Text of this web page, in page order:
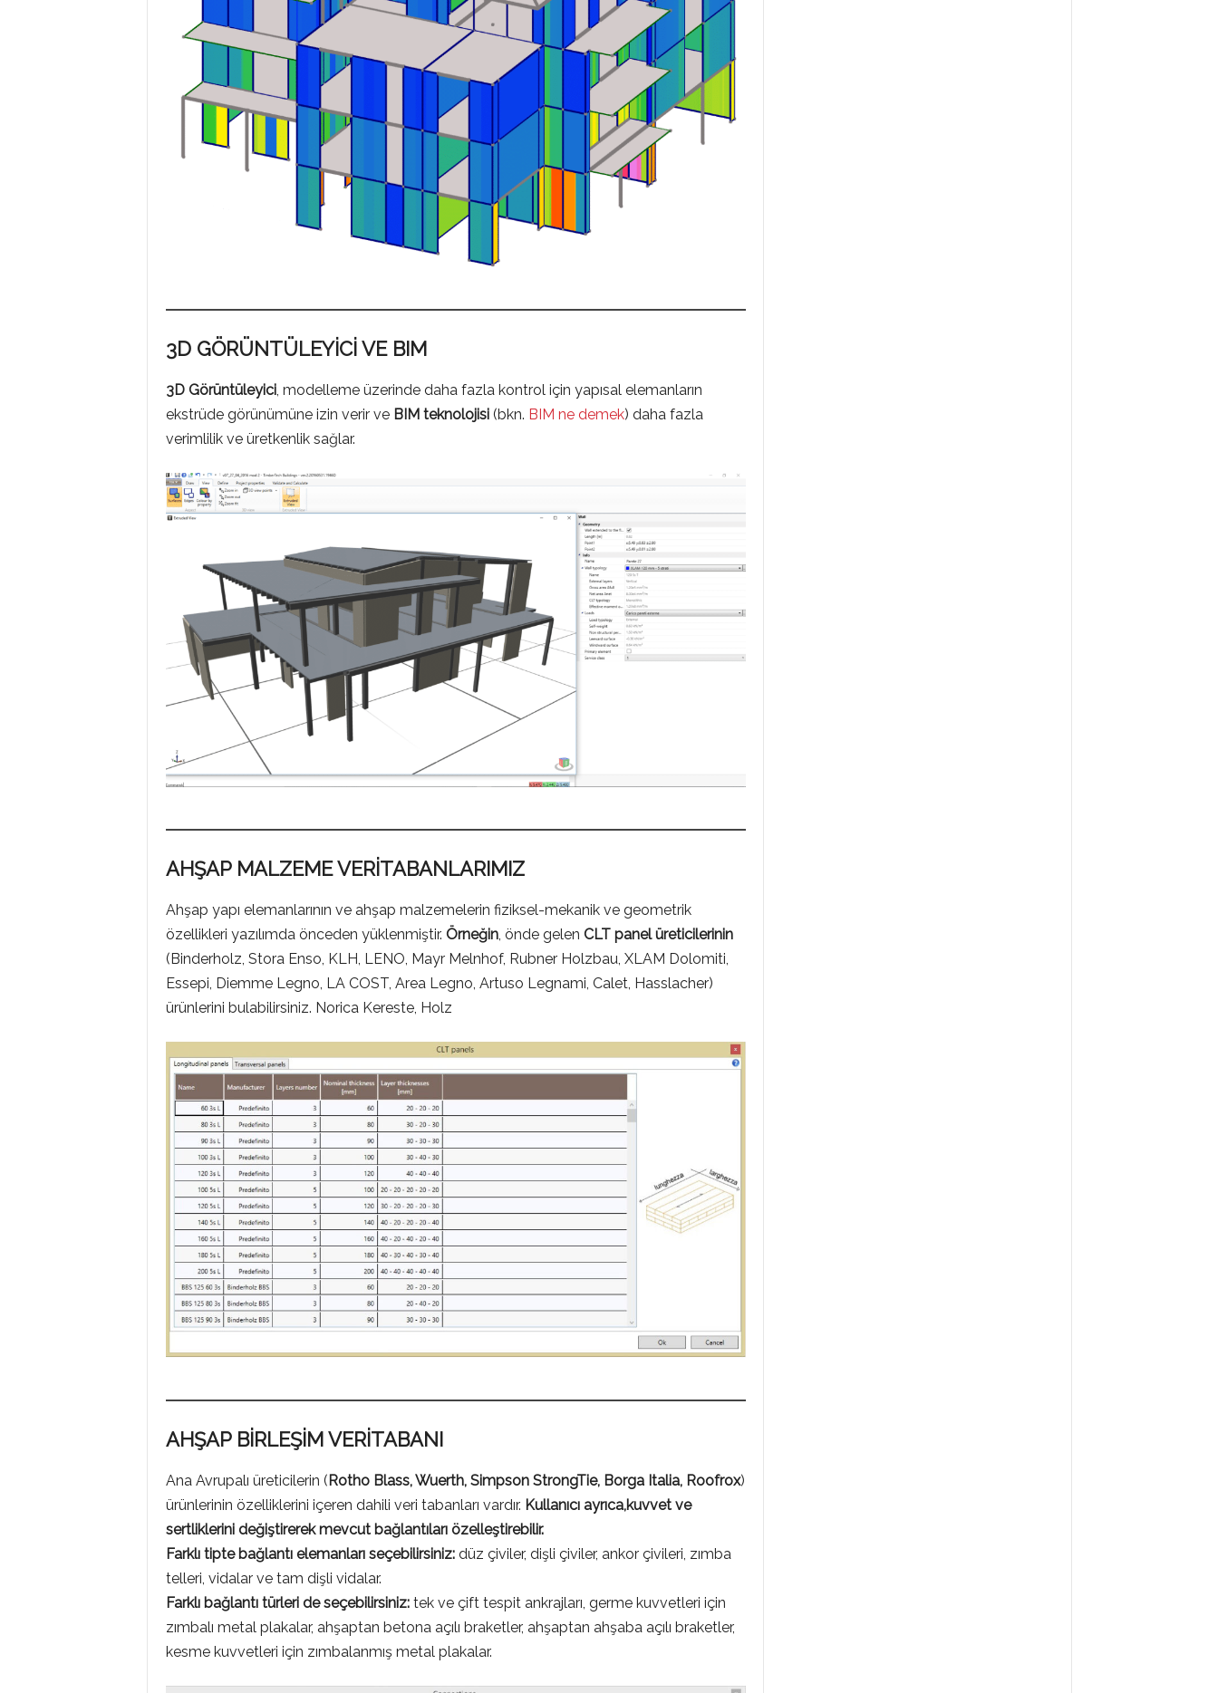
3D GÖRÜNTÜLEYİCİ VE BIM
3D Görüntüleyici, modelleme üzerinde daha fazla kontrol için yapısal elemanların
ekstrüde görünümüne izin verir ve BIM teknolojisi(bkn. BIM ne demek) daha fazla
verimlilik ve üretkenlik sağlar.
AHŞAP MALZEME VERİTABANLARIMIZ
Ahşap yapı elemanlarının ve ahşap malzemelerin fiziksel-mekanik ve geometrik
özellikleri yazılımda önceden yüklenmiştir. Örneğin, önde gelen CLT panel üreticilerinin
(Binderholz, Stora Enso, KLH, LENO, Mayr Melnhof, Rubner Holzbau, XLAM Dolomiti,
Essepi, Diemme Legno, LA COST, Area Legno, Artuso Legnami, Calet, Hasslacher)
ürünlerini bulabilirsiniz. Norica Kereste, Holz
AHŞAP BİRLEŞİM VERİTABANI
Ana Avrupalı üreticilerin ( Rotho Blass, Wuerth, Simpson StrongTie, Borga Italia, Roofrox)
ürünlerinin özelliklerini içeren dahili veri tabanları vardır. Kullanıcı ayrıca,kuvvet ve
sertliklerini değiştirerek mevcut bağlantıları özelleştirebilir.
Farklı tipte bağlantı elemanları seçebilirsiniz:düz çiviler, dişli çiviler, ankor çivileri, zımba
telleri, vidalar ve tam dişli vidalar.
Farklı bağlantı türleri de seçebilirsiniz: tek ve çift tespit ankrajları, germe kuvvetleri için
zımbalı metal plakalar, ahşaptan betona açılı braketler, ahşaptan ahşaba açılı braketler,
kesme kuvvetleri için zımbalanmış metal plakalar.